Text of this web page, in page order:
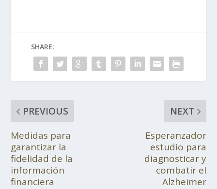
SHARE:
PREVIOUS
Medidas para
garantizar la
fidelidad de la
información
financiera
NEXT
Esperanzador
estudio para
diagnosticar y
combatir el
Alzheimer